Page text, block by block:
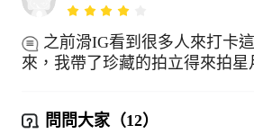
之前滑IG看到很多人來打卡
來，我帶了珍藏的拍立得來拍星
問問大家（12）